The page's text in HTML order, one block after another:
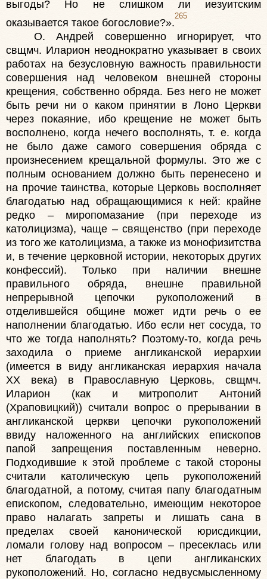
выгоды? Но не слишком ли иезуитским
оказывается такое богословие?».
265
О. Андрей совершенно игнорирует, что
свщмч. Иларион неоднократно указывает в своих
работах на безусловную важность правильности
совершения над человеком внешней стороны
крещения, собственно обряда. Без него не может
быть речи ни о каком принятии в Лоно Церкви
через покаяние, ибо крещение не может быть
восполнено, когда нечего восполнять, т. е. когда
не было даже самого совершения обряда с
произнесением крещальной формулы. Это же с
полным основанием должно быть перенесено и
на прочие таинства, которые Церковь восполняет
благодатью над обращающимися к ней: крайне
редко – миропомазание (при переходе из
католицизма), чаще – священство (при переходе
из того же католицизма, а также из монофизитства
и, в течение церковной истории, некоторых других
конфессий). Только при наличии внешне
правильного обряда, внешне правильной
непрерывной цепочки рукоположений в
отделившейся общине может идти речь о ее
наполнении благодатью. Ибо если нет сосуда, то
что же тогда наполнять? Поэтому-то, когда речь
заходила о приеме англиканской иерархии
(имеется в виду англиканская иерархия начала
ХХ века) в Православную Церковь, свщмч.
Иларион (как и митрополит Антоний
(Храповицкий)) считали вопрос о прерывании в
англиканской церкви цепочки рукоположений
ввиду наложенного на английских епископов
папой запрещения поставленным неверно.
Подходившие к этой проблеме с такой стороны
считали католическую цепь рукоположений
благодатной, а потому, считая папу благодатным
епископом, следовательно, имеющим некоторое
право налагать запреты и лишать сана в
пределах своей канонической юрисдикции,
ломали голову над вопросом – пресеклась или
нет благодать в цепи англиканских
рукоположений. Но, согласно недвусмысленному